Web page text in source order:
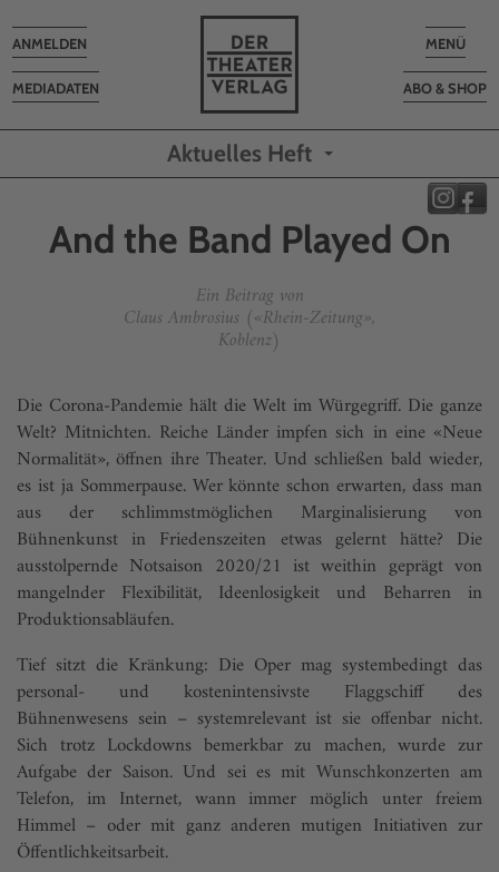
Toggle
MENÜ
ABO & SHOP
MEDIADATEN
Toggle
navigation
ANMELDEN
Aktuelles Heft
And the Band Played On
Ein Beitrag von
Claus Ambrosius («Rhein-Zeitung»,
Koblenz)
Die Corona-Pandemie hält die Welt im Würgegriff. Die ganze
Welt? Mitnichten. Reiche Länder impfen sich in eine «Neue
Normalität», öffnen ihre Theater. Und schließen bald wieder,
es ist ja Sommerpause. Wer könnte schon erwarten, dass man
aus der schlimmstmöglichen Marginalisierung von
Bühnenkunst in Friedenszeiten etwas gelernt hätte? Die
ausstolpernde Notsaison 2020/21 ist weithin geprägt von
mangelnder Flexibilität, Ideenlosigkeit und Beharren in
Produktionsabläufen.
Tief sitzt die Kränkung: Die Oper mag systembedingt das
personal- und kostenintensivste Flaggschiff des
Bühnenwesens sein – systemrelevant ist sie offenbar nicht.
Sich trotz Lockdowns bemerkbar zu machen, wurde zur
Aufgabe der Saison. Und sei es mit Wunschkonzerten am
Telefon, im Internet, wann immer möglich unter freiem
Himmel – oder mit ganz anderen mutigen Initiativen zur
Öffentlichkeitsarbeit.